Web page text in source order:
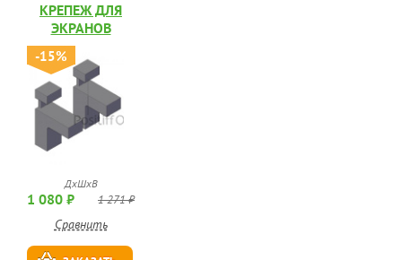
КРЕПЕЖ ДЛЯ
ЭКРАНОВ
-15%
ДхШхВ
1 080 ₽ 1 271 ₽
Сравнить